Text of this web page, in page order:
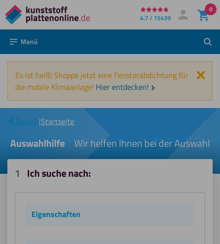
Direkt
zum
Inhalt
4.7 / 15439 Mein Konto
Anmelden
0
Menü
Es ist heiß! Shoppe jetzt eine Fensterabdichtung für
die mobile Klimaanlage! Hier entdecken!
Zurück|Startseite
Auswahlhilfe
Auswahlhilfe
Wir helfen Ihnen bei der Auswahl
1 Ich suche nach:
Eigenschaften